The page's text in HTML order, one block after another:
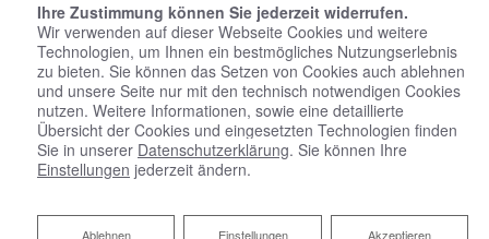
Ihre Zustimmung können Sie jederzeit widerrufen.
Wir verwenden auf dieser Webseite Cookies und weitere
Technologien, um Ihnen ein bestmögliches Nutzungserlebnis
zu bieten. Sie können das Setzen von Cookies auch ablehnen
und unsere Seite nur mit den technisch notwendigen Cookies
nutzen. Weitere Informationen, sowie eine detaillierte
Übersicht der Cookies und eingesetzten Technologien finden
Sie in unserer Datenschutzerklärung. Sie können Ihre
Einstellungen jederzeit ändern.
Akzeptieren
Einstellungen
Ablehnen
Ablehnen